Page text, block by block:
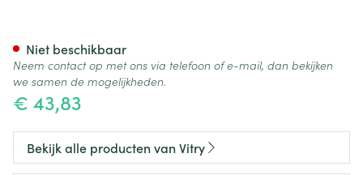
€ 43,83
Niet beschikbaar
Neem contact op met ons via telefoon of e-mail, dan bekijken
we samen de mogelijkheden.
Bekijk alle producten van Vitry